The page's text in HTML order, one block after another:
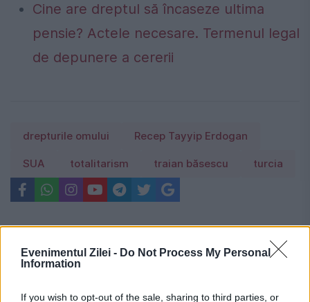
Evenimentul Zilei - Do Not Process My Personal
Information
If you wish to opt-out of the sale, sharing to third parties, or
Cine are dreptul să încaseze ultima
pensie? Actele necesare. Termenul legal
de depunere a cererii
drepturile omului Recep Tayyip Erdogan
SUA totalitarism traian băsescu turcia